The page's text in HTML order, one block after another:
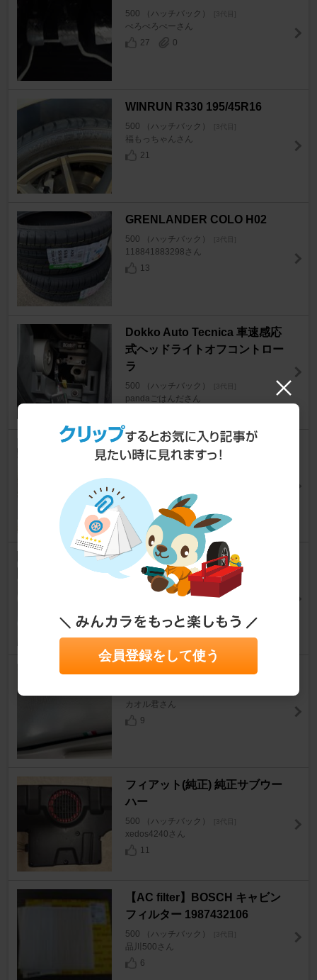
500 （ハッチバック） [3代目]
ぺろぺろぺーさん
27
0
WINRUN R330 195/45R16
500 （ハッチバック） [3代目]
福もっちゃんさん
21
GRENLANDER COLO H02
500 （ハッチバック） [3代目]
118841883298さん
13
Dokko Auto Tecnica 車速感応
式ヘッドライトオフコントロー
ラ
500 （ハッチバック） [3代目]
pandaごはんださん
不明 ウェザードラフトシールス
トリップ
500 （ハッチバック）
知覧峠のヌボラーリさん
PACIFIC / 太平洋工業 TR-412
500 （ハッチバック） [3代目]
nob＠さん
イブデザイン クイックバン3
カオル君さん
9
フィアット(純正) 純正サブウー
ハー
500 （ハッチバック） [3代目]
xedos4240さん
11
【AC filter】BOSCH キャビン
フィルター 1987432106
500 （ハッチバック） [3代目]
品川500さん
6
会員登録をして使う